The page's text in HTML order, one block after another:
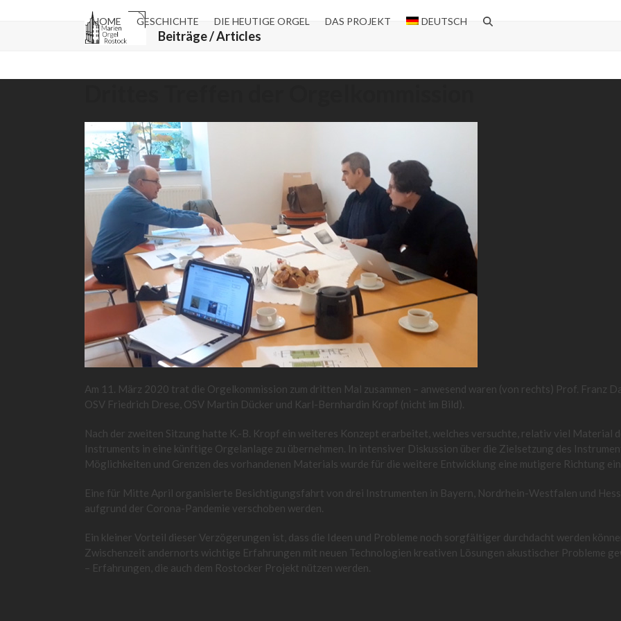
HOME GESCHICHTE DIE HEUTIGE ORGEL DAS PROJEKT DEUTSCH
Beiträge / Articles
Am 11. März 2020 trat die Orgelkommission zum dritten Mal zusammen – anwesend waren (von rechts) Prof. Franz
OSV Friedrich Drese, OSV Martin Dücker und Karl-Bernhardin Kropf (nicht im Bild).
Nach der zweiten Sitzung hatte K.-B. Kropf ein weiteres Konzept erarbeitet, welches versuchte, relativ viel Material
Instruments in eine künftige Orgelanlage zu übernehmen. In intensiver Diskussion über die Zielsetzung des
Möglichkeiten und Grenzen des vorhandenen Materials wurde für die weitere Entwicklung eine mutigere Richtung
Eine für Mitte April organisierte Besichtigungsfahrt von drei Instrumenten in Bayern, Nordrhein-Westfalen und
aufgrund der Corona-Pandemie verschoben werden.
Ein kleiner Vorteil dieser Verzögerungen ist, dass die Ideen und Probleme noch sorgfältiger durchdacht werden
Zwischenzeit andernorts wichtige Erfahrungen mit neuen Technologien kreativen Lösungen akustischer Probleme
– Erfahrungen, die auch dem Rostocker Projekt nützen werden.